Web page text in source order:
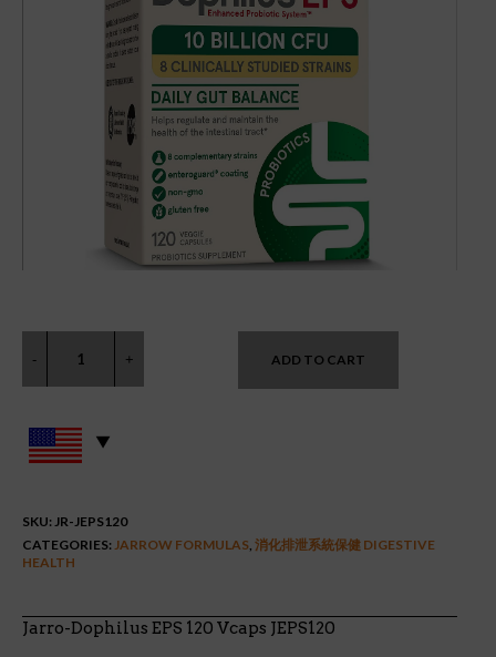
ADD TO CART
SKU:JR-JEPS120
CATEGORIES:JARROW FORMULAS, 消化排泄系統保健 DIGESTIVE
HEALTH
Jarro-Dophilus EPS 120 Vcaps JEPS120